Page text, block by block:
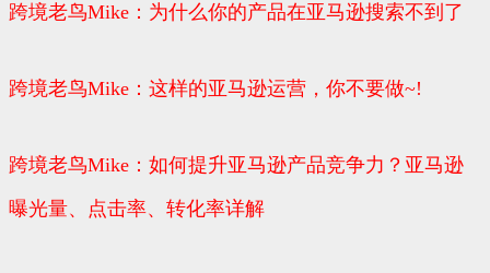
跨境老鸟Mike：为什么你的产品在亚马逊搜索不到了
跨境老鸟Mike：这样的亚马逊运营，你不要做~!
跨境老鸟Mike：如何提升亚马逊产品竞争力？亚马逊
曝光量、点击率、转化率详解